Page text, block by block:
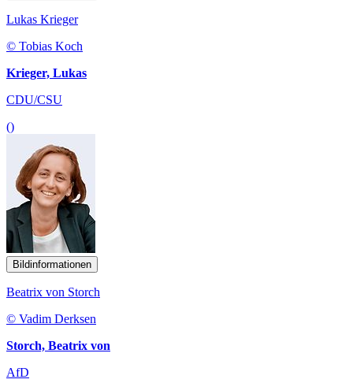
Lukas Krieger
© Tobias Koch
Krieger, Lukas
CDU/CSU
()
Bildinformationen
Beatrix von Storch
© Vadim Derksen
Storch, Beatrix von
AfD